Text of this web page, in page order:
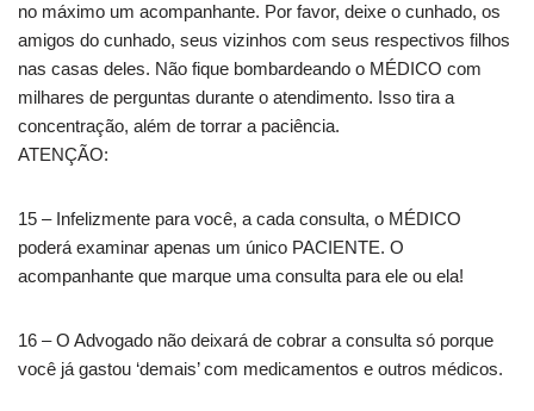
no máximo um acompanhante. Por favor, deixe o cunhado, os
amigos do cunhado, seus vizinhos com seus respectivos filhos
nas casas deles. Não fique bombardeando o MÉDICO com
milhares de perguntas durante o atendimento. Isso tira a
concentração, além de torrar a paciência.
ATENÇÃO:
15 – Infelizmente para você, a cada consulta, o MÉDICO
poderá examinar apenas um único PACIENTE. O
acompanhante que marque uma consulta para ele ou ela!
16 – O Advogado não deixará de cobrar a consulta só porque
você já gastou ‘demais’ com medicamentos e outros médicos.